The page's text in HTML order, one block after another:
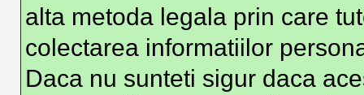
alta metoda legala prin care
colectarea informatiilor
Daca nu sunteti sigur daca